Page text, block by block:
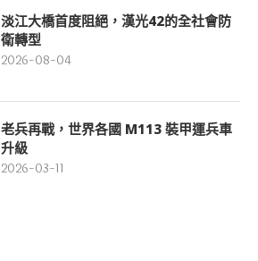
淡江大橋首度阻絕，漢光42的全社會防
衛轉型
2026-08-04
老兵再戰，世界各國 M113 裝甲運兵車
升級
2026-03-11